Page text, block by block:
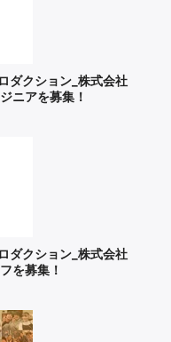
ダクション_株式会社
ニアを募集！
ダクション_株式会社
を募集！